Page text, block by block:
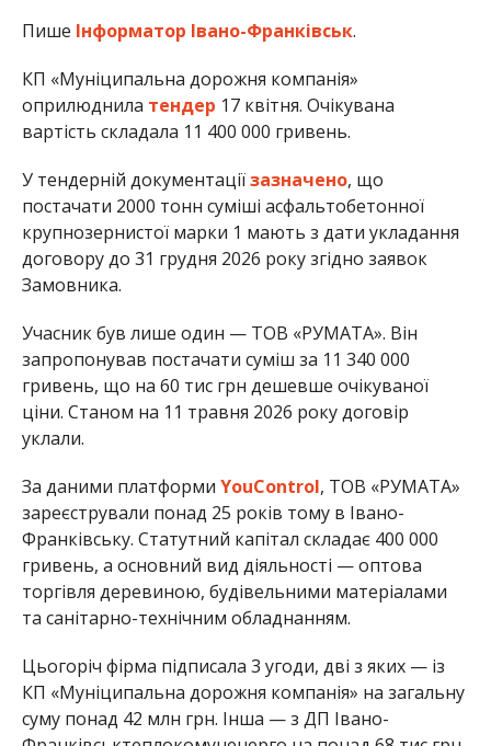
Пише Інформатор Івано-Франківськ.
КП «Муніципальна дорожня компанія»
оприлюднила тендер 17 квітня. Очікувана
вартість складала 11 400 000 гривень.
У тендерній документаціїзазначено, що
постачати 2000 тонн суміші асфальтобетонної
крупнозернистої марки 1 мають з дати укладання
договору до 31 грудня 2026 року згідно заявок
Замовника.
Учасник був лише один — ТОВ «РУМАТА». Він
запропонував постачати суміш за 11 340 000
гривень, що на 60 тис грн дешевше очікуваної
ціни. Станом на 11 травня 2026 року договір
уклали.
За даними платформи YouControl, ТОВ «РУМАТА»
зареєстрували понад 25 років тому в Івано-
Франківську. Статутний капітал складає 400 000
гривень, а основний вид діяльності — оптова
торгівля деревиною, будівельними матеріалами
та санітарно-технічним обладнанням.
Цьогоріч фірма підписала 3 угоди, дві з яких — із
КП «Муніципальна дорожня компанія» на загальну
суму понад 42 млн грн. Інша — з ДП Івано-